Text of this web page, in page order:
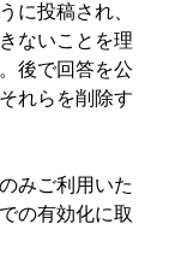
に投稿され、
ないことを理
後で回答を公
れらを削除す
みご利用いた
の有効化に取